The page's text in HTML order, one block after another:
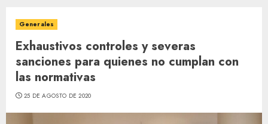
Generales
Exhaustivos controles y severas
sanciones para quienes no cumplan con
las normativas
25 DE AGOSTO DE 2020